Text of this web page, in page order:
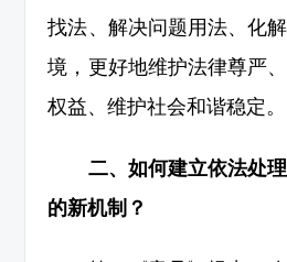
找法、解决问题用法、化
境，更好地维护法律尊严
权益、维护社会和谐稳定。
二、如何建立依法处
的新机制？